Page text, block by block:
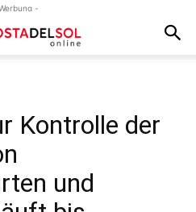
-
Kontrolle der
und